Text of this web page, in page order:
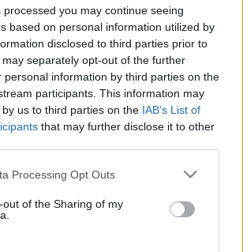
you may continue seeing
based on personal information utilized by
disclosed to third parties prior to
separately opt-out of the further
personal information by third parties on the
participants. This information may
us to third parties on the IAB’s List of
that may further disclose it to other
website/app uses one or more Google
visit or usage behaviour. You may click to
to Google and its third-party tags to
specified purposes in below Google
Processing Opt Outs
out of the Sharing of my
határokat. A művészetek nyelve
de nem választ el, a határok
szeretnénk, hogy ismerjenek
ismernünk kell másokat. Erre a
építve rendezzük meg a negyedik
költészeti fesztivált" -
, a fesztivál rendezője és a
vezetője.
érdekében a Ráday utcai
és aPécs 2010 Menedzsment
megállapodást írtak alá.
a Ráday Kultucca a pécsiek nagy